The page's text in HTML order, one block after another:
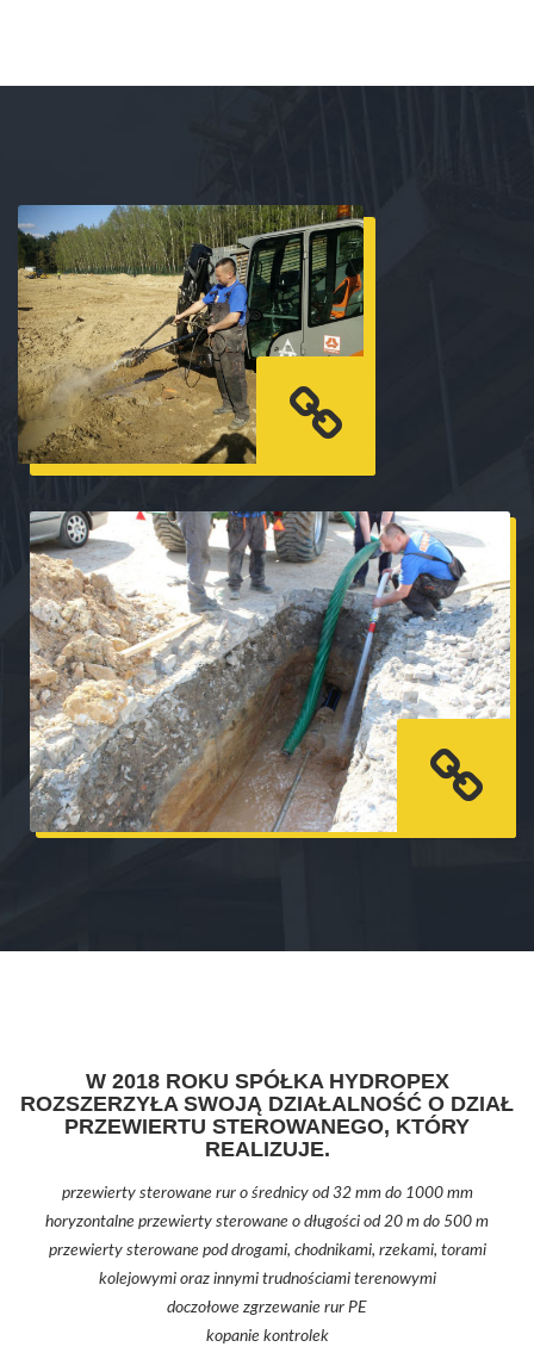
W 2018 ROKU SPÓŁKA HYDROPEX
ROZSZERZYŁA SWOJĄ DZIAŁALNOŚĆ O DZIAŁ
PRZEWIERTU STEROWANEGO, KTÓRY
REALIZUJE.
przewierty sterowane rur o średnicy od 32 mm do 1000 mm
horyzontalne przewierty sterowane o długości od 20 m do 500 m
przewierty sterowane pod drogami, chodnikami, rzekami, torami
kolejowymi oraz innymi trudnościami terenowymi
doczołowe zgrzewanie rur PE
kopanie kontrolek